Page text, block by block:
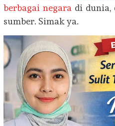
berbagai negara di dunia,
sumber. Simak ya.